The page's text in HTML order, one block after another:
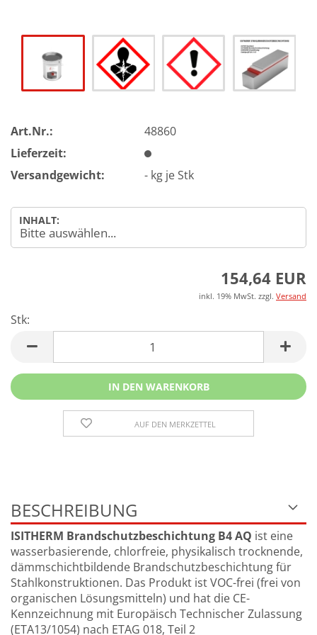
Art.Nr.:
48860
Lieferzeit:
Versandgewicht:
- kg je Stk
INHALT:
154,64 EUR
inkl. 19% MwSt. zzgl. Versand
Stk:
AUF DEN MERKZETTEL
BESCHREIBUNG
ISITHERM Brandschutzbeschichtung B4 AQ ist eine
wasserbasierende, chlorfreie, physikalisch trocknende,
dämmschichtbildende Brandschutzbeschichtung für
Stahlkonstruktionen. Das Produkt ist VOC-frei (frei von
organischen Lösungsmitteln) und hat die CE-
Kennzeichnung mit Europäisch Technischer Zulassung
(ETA13/1054) nach ETAG 018, Teil 2